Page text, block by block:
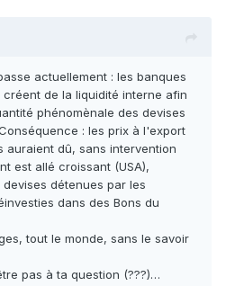
actuellement : les banques
de la liquidité interne afin
phénomènale des devises
: les prix à l'export
auraient dû, sans intervention
est allé croissant (USA),
détenues par les
dans des Bons du
tout le monde, sans le savoir
pas à ta question (???)…